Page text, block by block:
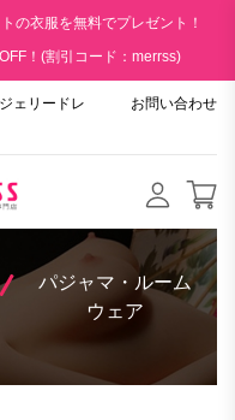
の衣服を無料でプレゼント！
！(割引コード：merrss)
ェリードレ
お問い合わせ
パジャマ・ルーム
ウェア